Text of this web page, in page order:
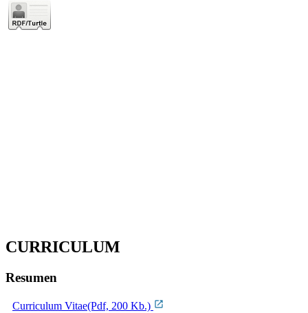
CURRICULUM
Resumen
Curriculum Vitae(Pdf, 200 Kb.)